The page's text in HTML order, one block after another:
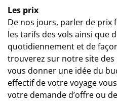
Les prix
De nos jours, parler de prix
les tarifs des vols ainsi que
quotidiennement et de
trouverez sur notre site
vous donner une idée du
effectif de votre voyage
votre demande d’offre ou